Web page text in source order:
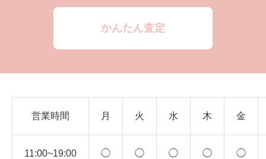
かんたん査定
営業時間 月 火 水 木 金
11:00~19:00 ◯ ◯ ◯ ◯ ◯